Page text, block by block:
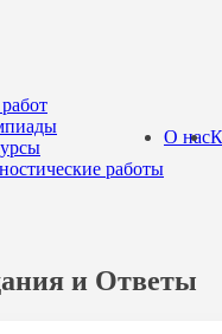
работы
О нас
и Ответы